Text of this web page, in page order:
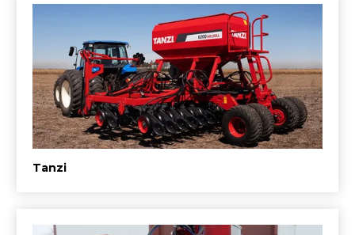
Tanzi